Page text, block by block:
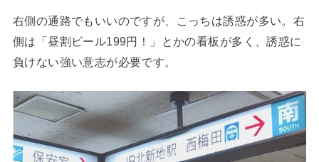
右側の通路でもいいのですが、こっちは誘惑が多い。右
側は「昼割ビール199円！」とかの看板が多く、誘惑に
負けない強い意志が必要です。